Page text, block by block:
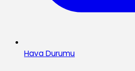
Hava Durumu